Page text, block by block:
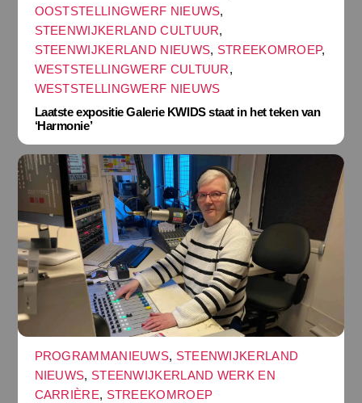
OOSTSTELLINGWERF NIEUWS,
STEENWIJKERLAND CULTUUR,
STEENWIJKERLAND NIEUWS, STREEKOMROEP,
WESTSTELLINGWERF CULTUUR,
WESTSTELLINGWERF NIEUWS
Laatste expositie Galerie KWIDS staat in het teken van
‘Harmonie’
PROGRAMMANIEUWS, STEENWIJKERLAND
NIEUWS, STEENWIJKERLAND WERK EN
CARRIÈRE, STREEKOMROEP